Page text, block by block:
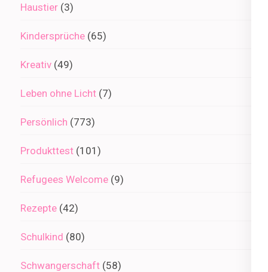
Haustier (3)
Kindersprüche (65)
Kreativ (49)
Leben ohne Licht (7)
Persönlich (773)
Produkttest (101)
Refugees Welcome (9)
Rezepte (42)
Schulkind (80)
Schwangerschaft (58)